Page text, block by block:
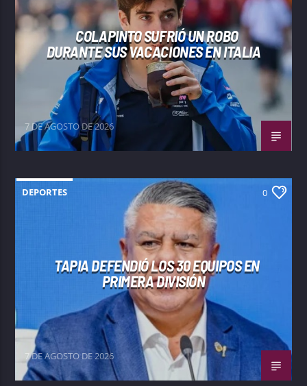
COLAPINTO SUFRIÓ UN ROBO
DURANTE SUS VACACIONES EN ITALIA
7 DE AGOSTO DE 2026
DEPORTES 0
TAPIA DEFENDIÓ LOS 30 EQUIPOS EN
PRIMERA DIVISIÓN
7 DE AGOSTO DE 2026